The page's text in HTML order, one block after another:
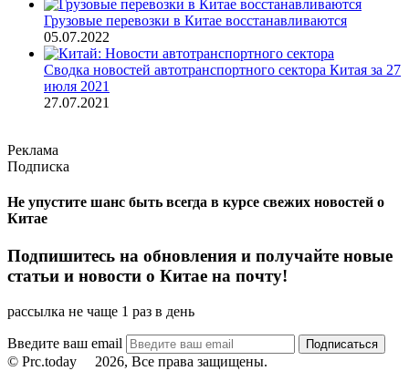
Грузовые перевозки в Китае восстанавливаются
05.07.2022
Сводка новостей автотранспортного сектора Китая за 27
июля 2021
27.07.2021
Реклама
Подписка
Не упустите шанс быть всегда в курсе свежих новостей о
Китае
Подпишитесь на обновления и получайте новые
статьи и новости о Китае на почту!
рассылка не чаще 1 раз в день
Введите ваш email
© Prc.today
2026, Все права защищены.